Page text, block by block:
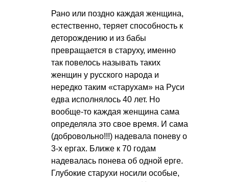
Рано или поздно каждая женщина,
естественно, теряет способность к
деторождению и из бабы
превращается в старуху, именно
так повелось называть таких
женщин у русского народа и
нередко таким «старухам» на Руси
едва исполнялось 40 лет. Но
вообще-то каждая женщина сама
определяла это свое время. И сама
(добровольно!!!) надевала поневу о
3-х ергах. Ближе к 70 годам
надевалась понева об одной ерге.
Глубокие старухи носили особые,